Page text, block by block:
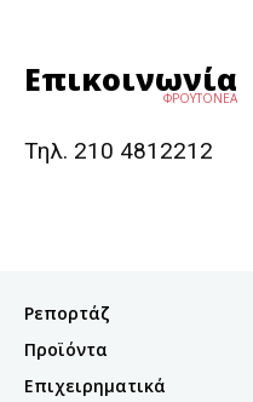
Επικοινωνία
ΦΡΟΥΤΟΝΕΑ
Τηλ. 210 4812212
Ρεπορτάζ
Προϊόντα
Επιχειρηματικά